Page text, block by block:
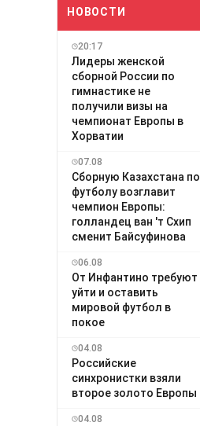
НОВОСТИ
20:17
Лидеры женской
сборной России по
гимнастике не
получили визы на
чемпионат Европы в
Хорватии
07.08
Сборную Казахстана по
футболу возглавит
чемпион Европы:
голландец ван 'т Схип
сменит Байсуфинова
06.08
От Инфантино требуют
уйти и оставить
мировой футбол в
покое
04.08
Российские
синхронистки взяли
второе золото Европы
04.08